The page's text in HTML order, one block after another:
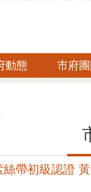
動態 市府
帶初級認證